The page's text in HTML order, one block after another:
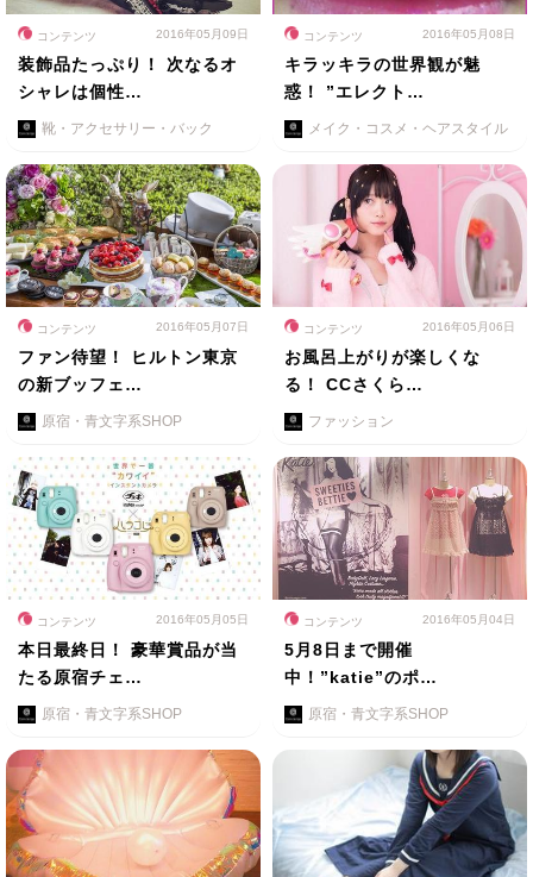
コンテンツ 2016年05月09日
装飾品たっぷり！ 次なるオ
シャレは個性…
靴・アクセサリー・バック
コンテンツ 2016年05月08日
キラッキラの世界観が魅
惑！ ”エレクト…
メイク・コスメ・ヘアスタイル
コンテンツ 2016年05月07日
ファン待望！ ヒルトン東京
の新ブッフェ…
原宿・青文字系SHOP
コンテンツ 2016年05月06日
お風呂上がりが楽しくな
る！ CCさくら…
ファッション
コンテンツ 2016年05月05日
本日最終日！ 豪華賞品が当
たる原宿チェ…
原宿・青文字系SHOP
コンテンツ 2016年05月04日
5月8日まで開催
中！”katie”のポ…
原宿・青文字系SHOP